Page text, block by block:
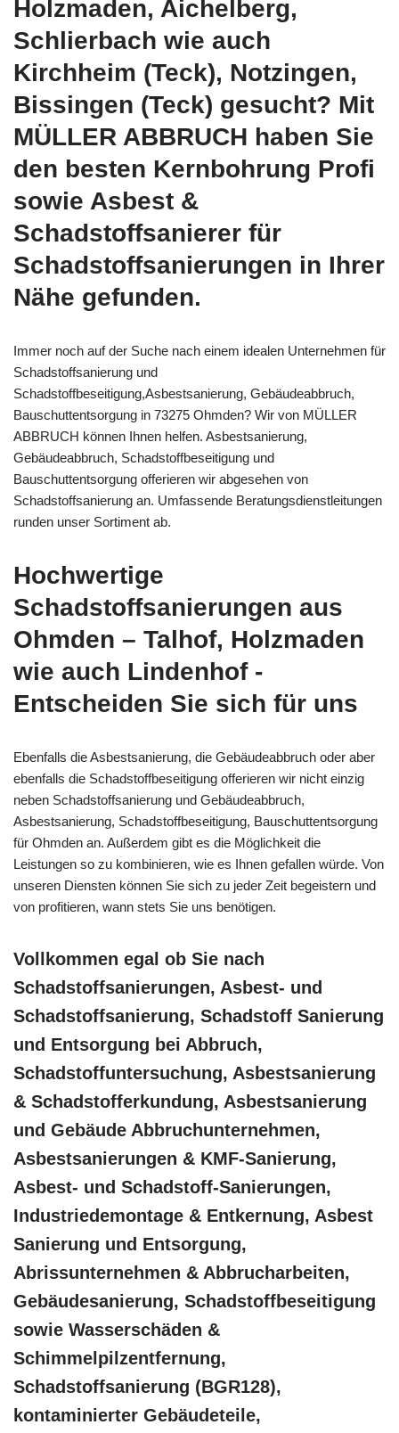
Holzmaden, Aichelberg,
Schlierbach wie auch
Kirchheim (Teck), Notzingen,
Bissingen (Teck) gesucht? Mit
MÜLLER ABBRUCH haben Sie
den besten Kernbohrung Profi
sowie Asbest &
Schadstoffsanierer für
Schadstoffsanierungen in Ihrer
Nähe gefunden.
Immer noch auf der Suche nach einem idealen Unternehmen für
Schadstoffsanierung und
Schadstoffbeseitigung,Asbestsanierung, Gebäudeabbruch,
Bauschuttentsorgung in 73275 Ohmden? Wir von MÜLLER
ABBRUCH können Ihnen helfen. Asbestsanierung,
Gebäudeabbruch, Schadstoffbeseitigung und
Bauschuttentsorgung offerieren wir abgesehen von
Schadstoffsanierung an. Umfassende Beratungsdienstleitungen
runden unser Sortiment ab.
Hochwertige
Schadstoffsanierungen aus
Ohmden – Talhof, Holzmaden
wie auch Lindenhof -
Entscheiden Sie sich für uns
Ebenfalls die Asbestsanierung, die Gebäudeabbruch oder aber
ebenfalls die Schadstoffbeseitigung offerieren wir nicht einzig
neben Schadstoffsanierung und Gebäudeabbruch,
Asbestsanierung, Schadstoffbeseitigung, Bauschuttentsorgung
für Ohmden an. Außerdem gibt es die Möglichkeit die
Leistungen so zu kombinieren, wie es Ihnen gefallen würde. Von
unseren Diensten können Sie sich zu jeder Zeit begeistern und
von profitieren, wann stets Sie uns benötigen.
Vollkommen egal ob Sie nach
Schadstoffsanierungen, Asbest- und
Schadstoffsanierung, Schadstoff Sanierung
und Entsorgung bei Abbruch,
Schadstoffuntersuchung, Asbestsanierung
& Schadstofferkundung, Asbestsanierung
und Gebäude Abbruchunternehmen,
Asbestsanierungen & KMF-Sanierung,
Asbest- und Schadstoff-Sanierungen,
Industriedemontage & Entkernung, Asbest
Sanierung und Entsorgung,
Abrissunternehmen & Abbrucharbeiten,
Gebäudesanierung, Schadstoffbeseitigung
sowie Wasserschäden &
Schimmelpilzentfernung,
Schadstoffsanierung (BGR128),
kontaminierter Gebäudeteile,